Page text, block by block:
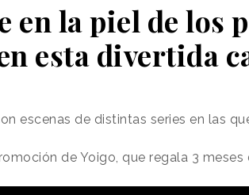
en la piel de los
esta divertida
escenas de distintas series en las
de Yoigo, que regala 3